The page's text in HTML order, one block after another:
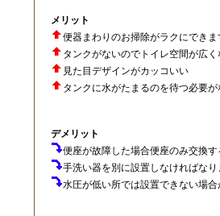
メリット
便器まわりのお掃除がラクにできま
タンクがないのでトイレ空間が広
見た目デザインがカッコいい
タンクに水がたまるのを待つ必要
デメリット
便座が故障した場合便座のみ交換
手洗い器を別に設置しなければなり
水圧が低い所では設置できない場